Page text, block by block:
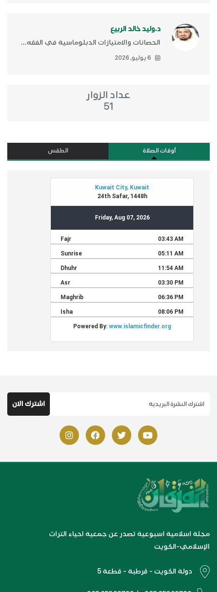
د.وليد خالد الربيع
الحصانات والامتيازات الدبلوماسية في الفقه...
6 يوليو, 2026
عداد الزوار
51
أوقات الصلاة الطقس
مجلة اسلامية اسبوعية تصدر عن جمعية احياء التراث
الإسلامي-الكويت
دولة الكويت - قرطبة - قطعة 5